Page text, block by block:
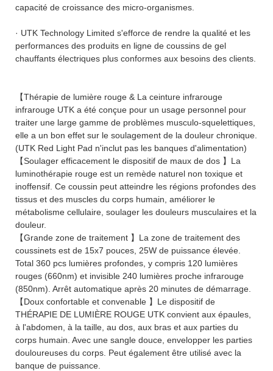
capacité de croissance des micro-organismes.
· UTK Technology Limited s'efforce de rendre la qualité et les
performances des produits en ligne de coussins de gel
chauffants électriques plus conformes aux besoins des clients.
【Thérapie de lumière rouge & La ceinture infrarouge
infrarouge UTK a été conçue pour un usage personnel pour
traiter une large gamme de problèmes musculo-squelettiques,
elle a un bon effet sur le soulagement de la douleur chronique.
(UTK Red Light Pad n'inclut pas les banques d'alimentation)
【Soulager efficacement le dispositif de maux de dos 】La
luminothérapie rouge est un remède naturel non toxique et
inoffensif. Ce coussin peut atteindre les régions profondes des
tissus et des muscles du corps humain, améliorer le
métabolisme cellulaire, soulager les douleurs musculaires et la
douleur.
【Grande zone de traitement 】La zone de traitement des
coussinets est de 15x7 pouces, 25W de puissance élevée.
Total 360 pcs lumières profondes, y compris 120 lumières
rouges (660nm) et invisible 240 lumières proche infrarouge
(850nm). Arrêt automatique après 20 minutes de démarrage.
【Doux confortable et convenable 】Le dispositif de
THÉRAPIE DE LUMIÈRE ROUGE UTK convient aux épaules,
à l'abdomen, à la taille, au dos, aux bras et aux parties du
corps humain. Avec une sangle douce, envelopper les parties
douloureuses du corps. Peut également être utilisé avec la
banque de puissance.